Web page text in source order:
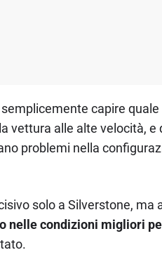
capire
vettura alle alte velocità,
problemi nella
solo a Silverstone,
nelle condizioni migliori